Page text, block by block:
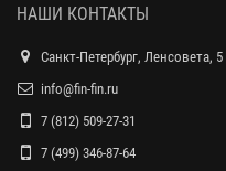
НАШИ КОНТАКТЫ
Санкт-Петербург, Ленсовета, 5
info@fin-fin.ru
7 (812) 509-27-31
7 (499) 346-87-64